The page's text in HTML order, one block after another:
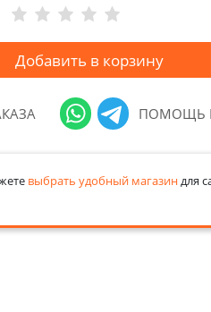
Добавить в корзину
ПОМОЩЬ
выбрать удобный магазиндля